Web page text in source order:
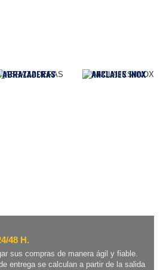
ABRAZADERAS ANCLAJES INOX
48 H.
sus compras de manera ágil y fiable.
entrega se calculan a partir de la salida